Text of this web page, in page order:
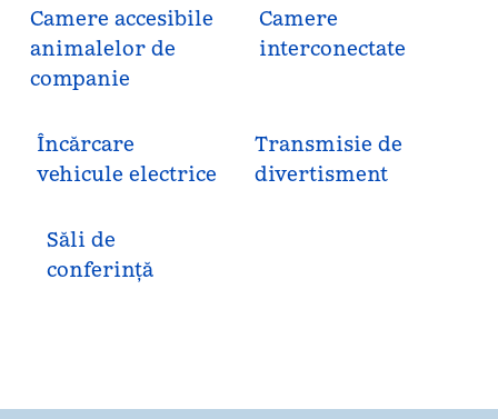
Camere accesibile
animalelor de
companie
Camere
interconectate
Încărcare
vehicule electrice
Transmisie de
divertisment
Săli de
conferință